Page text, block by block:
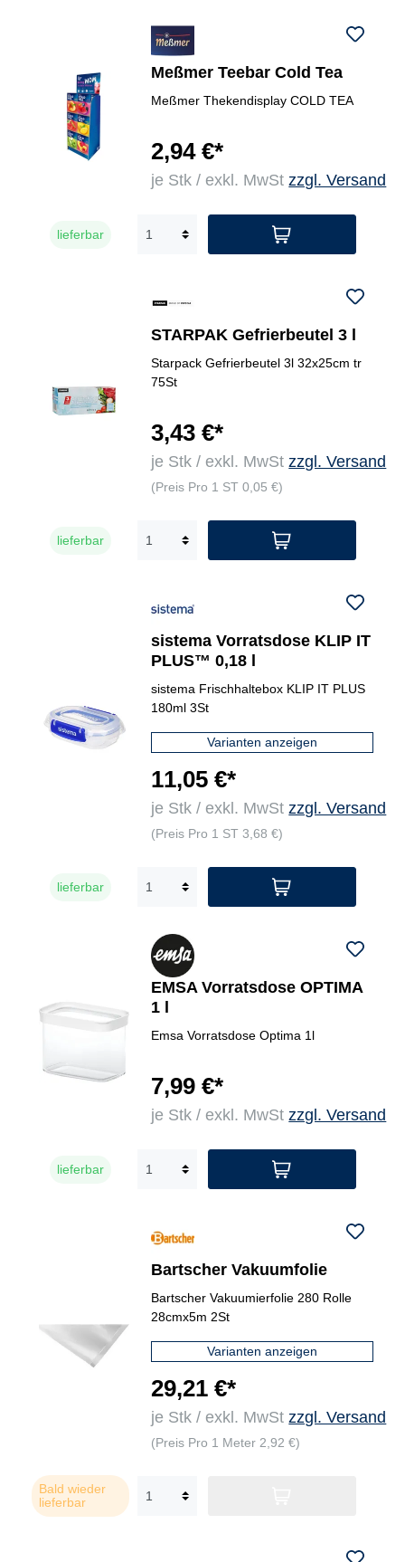
Meßmer Teebar Cold Tea
Meßmer Thekendisplay COLD TEA
2,94 €*
je Stk / exkl. MwStzzgl. Versand
lieferbar
STARPAK Gefrierbeutel 3 l
Starpack Gefrierbeutel 3l 32x25cm tr
75St
3,43 €*
je Stk / exkl. MwStzzgl. Versand
(Preis Pro 1 ST 0,05 €)
lieferbar
sistema Vorratsdose KLIP IT
PLUS™ 0,18 l
sistema Frischhaltebox KLIP IT PLUS
180ml 3St
Varianten anzeigen
11,05 €*
je Stk / exkl. MwStzzgl. Versand
(Preis Pro 1 ST 3,68 €)
lieferbar
EMSA Vorratsdose OPTIMA
1 l
Emsa Vorratsdose Optima 1l
7,99 €*
je Stk / exkl. MwStzzgl. Versand
lieferbar
Bartscher Vakuumfolie
Bartscher Vakuumierfolie 280 Rolle
28cmx5m 2St
Varianten anzeigen
29,21 €*
je Stk / exkl. MwStzzgl. Versand
(Preis Pro 1 Meter 2,92 €)
Bald wieder
lieferbar